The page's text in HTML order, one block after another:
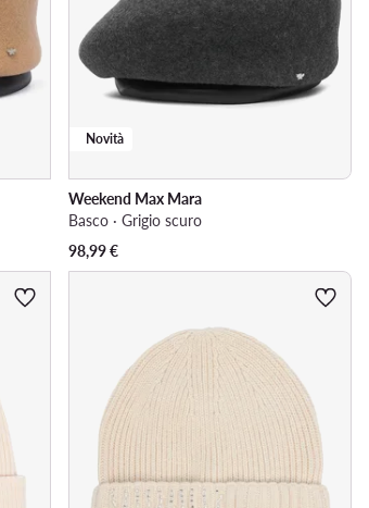
Novità
Weekend Max Mara
Basco · Grigio scuro
98,99€